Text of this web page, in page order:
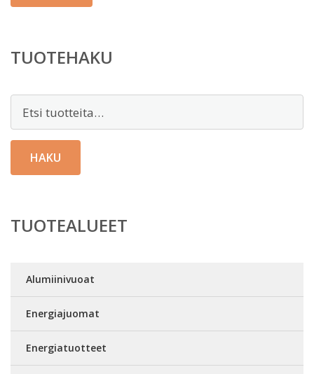
TUOTEHAKU
HAKU
TUOTEALUEET
Alumiinivuoat
Energiajuomat
Energiatuotteet